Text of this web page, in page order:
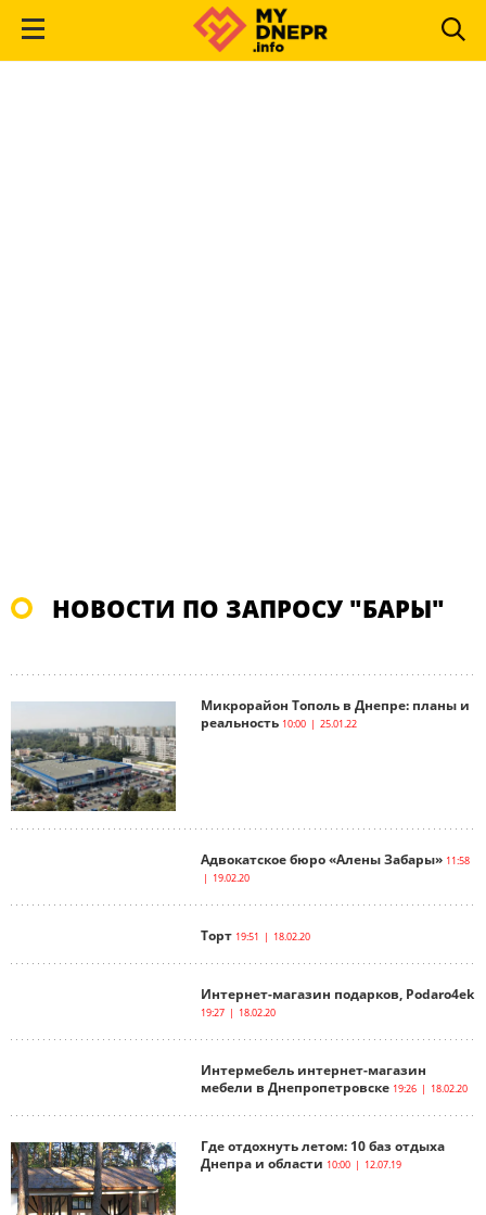
НОВОСТИ ПО ЗАПРОСУ "БАРЫ"
Микрорайон Тополь в Днепре: планы и
реальность 10:00 | 25.01.22
Адвокатское бюро «Алены Забары» 11:58
| 19.02.20
Торт 19:51 | 18.02.20
Интернет-магазин подарков, Podaro4ek
19:27 | 18.02.20
Интермебель интернет-магазин
мебели в Днепропетровске 19:26 | 18.02.20
Где отдохнуть летом: 10 баз отдыха
Днепра и области 10:00 | 12.07.19